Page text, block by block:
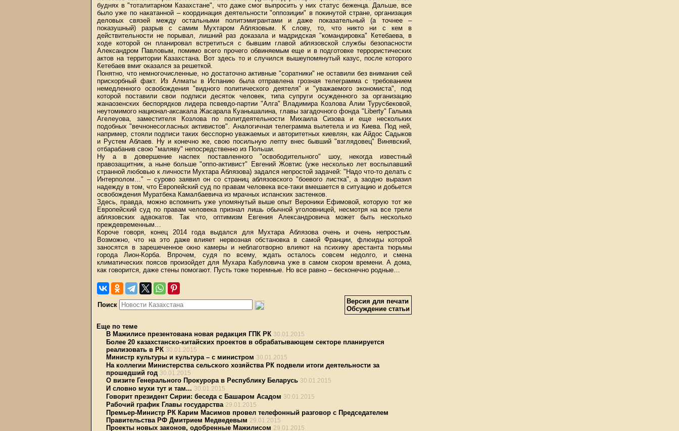
буднях в "тоталитарном Казахстане", что даже смог выпросить у них статус беженца. Дальше, все
было уже по накатанной – координация деятельности "оппозиции" в покинутой стране, организация
деловых связей между остальными политэмигрантами и даже показательный (а точнее –
показушный) разрыв с самим Мухтаром Аблязовым. К слову, то, что никто ни с кем в
действительности не порывал, лишний раз доказала и мадридская "командировка" Кетебаева, в
ходе которой он планировал встретиться с бывшим главой аблязовской службы безопасности
Александром Павловым, помимо всего прочего обвиняемым еще и в подготовке террористических
актов на территории Казахстана. Вот здесь то и случился вышеупомянутый казус, после которого
Кетебаев вмиг оказался за решеткой.
Понятно, что немногочисленные, но достаточно активные "соратники" не оставили без внимания сей
прискорбный факт. Из Алматы в Испанию была отправлена грозная телеграмма с требованием
немедленного освобождения "видного политического деятеля" и "уважаемого экономиста", под
которой поставили свои подписи десяток человек, типа супруги осужденного за организацию
жанаозенских беспорядков лидера псвевдо-партии "Алга" Владимира Козлова Алии Турусбековой,
неутомимого национал-аксакала Жасарала Куанышалина, главы загадочного фонда "Liberty" Галыма
Агелеуова, заместителя Козлова по политдеятельности Михаила Сизова и еще нескольких
подобных "вечнонесогласных активистов". Аналогичная телеграмма вылетела и из Киева. Под ней,
например, стояли подписи таких бесспорно уважаемых и авторитетных киевлян, как Айдос Садыков
и Рустем Аблаев. Ну и конечно же, свою посильную лепту внес бывший "взглядовец" Винявский,
отбарабанив свою "маляву" непосредственно из Польши.
Ну а в довершение наспех поставленного "освободительного" шоу, некогда известный
правозащитник, а ныне больше "оппо-активист" Евгений Жовтис (уже несколько лет воспылавший
странной любовью к личности Мухтара Аблязова) задался непростой задачей: "Надо что-то делать с
Интерполом…" – сурово заявил он со страниц аблязовского "боевого листка", а заодно выразил
надежду в том, что Европейский суд по правам человека все-таки вмешается в ситуацию и добьется
освобождения Муратбека Камалбаевича из мрачных испанских застенков.
Здесь, правда, можно вспомнить уже упомянутый выше опыт Вероники Ефимовой, которую тот же
Европейский суд по правам человека признал лишь обычной уголовницей, несмотря на все трели
аблязовских адвокатов. Так что, оптимизм Евгения Александровича может быть несколько
преждевременным…
Короче говоря, конец 2014 года выдался для Мухтара Аблязова очень и очень непростым.
Возможно, что на это даже влияет нервозная обстановка в самой Франции, флюиды которой
заносятся в зарешеченное окно камеры и неблаготворно влияют на психику арестанта тюрьмы
города Лион-Корба. Впрочем, судя по всему, ждать осталось совсем недолго, и смена
климатических поясов произойдет для Мухара Кабуловича уже в самом скором времени. А дома,
как говорится, даже стены помогают. Пусть тоже тюремные. Но все равно – бесконечно родные…
Поиск
Версия для печати
Обсуждение статьи
Еще по теме
В Мажилисе презентована новая редакция ГПК РК 30.01.2015
Более 20 казахстанско-китайских проектов в обрабатывающем секторе планируется
реализовать в РК 30.01.2015
Министр культуры и культура – с министром 30.01.2015
На коллегии Министерства сельского хозяйства РК подвели итоги деятельности за
прошедший год 30.01.2015
О визите Генерального Прокурора в Республику Беларусь 30.01.2015
И словно мухи тут и там... 30.01.2015
Говорит президент Сирии: беседа с Башаром Асадом 30.01.2015
Рабочий график Главы государства 29.01.2015
Премьер-Министр РК Карим Масимов провел телефонный разговор с Председателем
Правительства РФ Дмитрием Медведевым 29.01.2015
Проекты новых законов, одобренные Мажилисом 29.01.2015